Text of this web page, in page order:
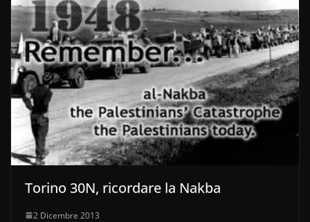
Torino 30N, ricordare la Nakba
2 Dicembre 2013